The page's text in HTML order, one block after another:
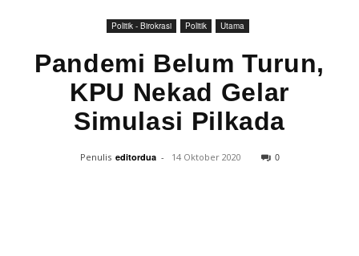
Politik - Birokrasi Politik Utama
Pandemi Belum Turun,
KPU Nekad Gelar
Simulasi Pilkada
Penulis editordua - 14 Oktober 2020 0